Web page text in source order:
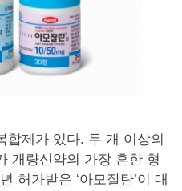
합제가 있다. 두 개 이상의
개량신약의 가장 흔한 형
허가받은 ‘아모잘탄’이 대